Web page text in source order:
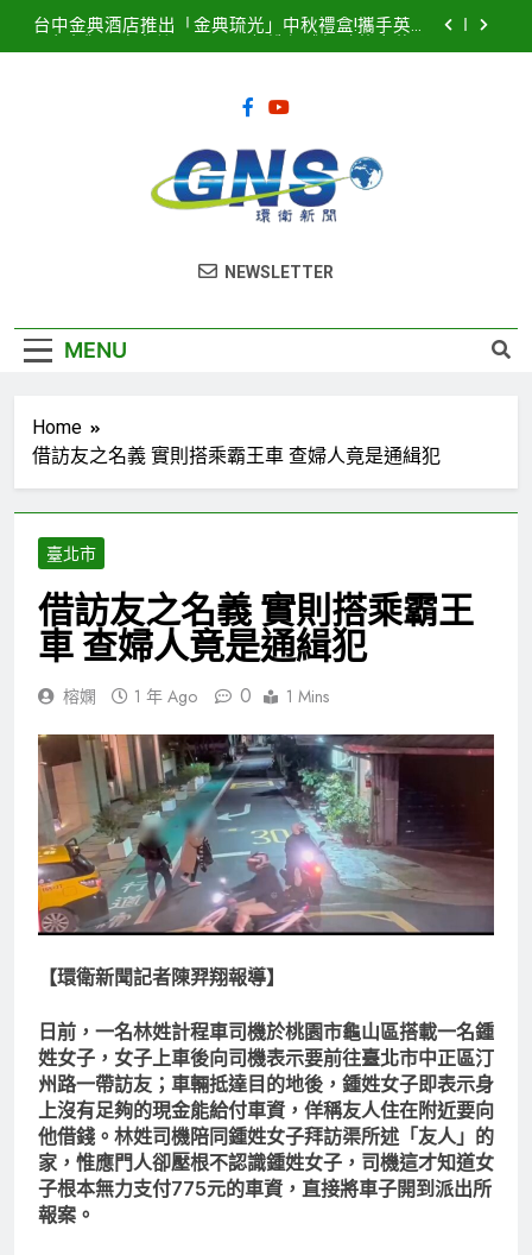
台中金典酒店推出「金典琉光」中秋禮盒!攜手英國
聯打造臺中海線地方創生新品牌
勢公布 點燃台中海線夏日熱潮
臺中港全面導入智慧LED路燈 優化節能成效暨強化
2025濱海搖滾音樂祭記者會隆重登場！豪華卡司強
環衛新聞
NEWSLETTER
MENU
Home
借訪友之名義 實則搭乘霸王車 查婦人竟是通緝犯
臺北市
借訪友之名義 實則搭乘霸王
車 查婦人竟是通緝犯
榕嫻 1 年 Ago 0 1 Mins
【環衛新聞記者陳羿翔報導】
日前，一名林姓計程車司機於桃園市龜山區搭載一名鍾
姓女子，女子上車後向司機表示要前往臺北市中正區汀
州路一帶訪友；車輛抵達目的地後，鍾姓女子即表示身
上沒有足夠的現金能給付車資，佯稱友人住在附近要向
他借錢。林姓司機陪同鍾姓女子拜訪渠所述「友人」的
家，惟應門人卻壓根不認識鍾姓女子，司機這才知道女
子根本無力支付775元的車資，直接將車子開到派出所
報案。